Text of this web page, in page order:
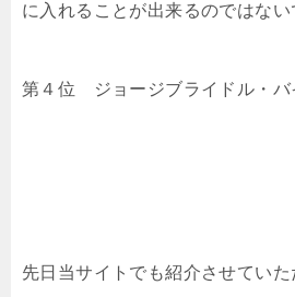
に入れることが出来るのではない
第４位 ジョージブライドル・バ
先日当サイトでも紹介させてい